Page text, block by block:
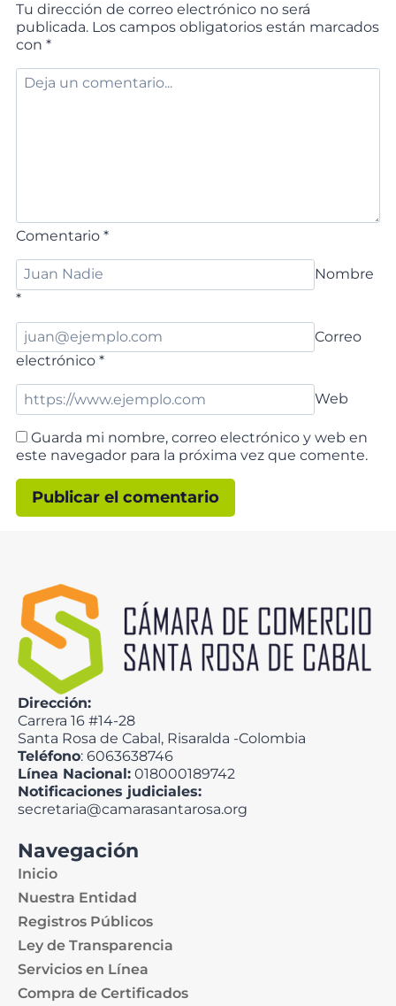
Tu dirección de correo electrónico no será
publicada. Los campos obligatorios están marcados
con *
Comentario *
Nombre
*
Correo
electrónico *
Web
Guarda mi nombre, correo electrónico y web en
este navegador para la próxima vez que comente.
Dirección:
Carrera 16 #14-28
Santa Rosa de Cabal, Risaralda -Colombia
Teléfono: 6063638746
Línea Nacional: 018000189742
Notificaciones judiciales:
secretaria@camarasantarosa.org
Navegación
Inicio
Nuestra Entidad
Registros Públicos
Ley de Transparencia
Servicios en Línea
Compra de Certificados